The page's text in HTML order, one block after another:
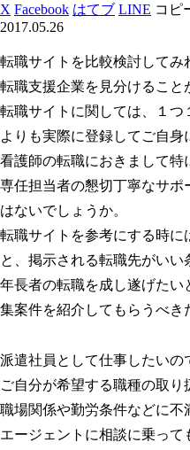
X Facebook はてブ LINE コピ
2017.05.26
転職サイトを比較検討して
転職支援企業を見分けること
転職サイトに関しては、１
よりも実際に登録してご自身
看護師の転職におきまして特
専任担当者の懇切丁寧なサ
はないでしょうか。
転職サイトを参考にする時
と、掲示される転職先がいい
年長者の転職を成し遂げた
集案件を紹介してもらうべき
派遣社員として仕事したいの
ご自分が希望する職種の取り
職場関係や勤労条件などに
エージェントに相談に乗って